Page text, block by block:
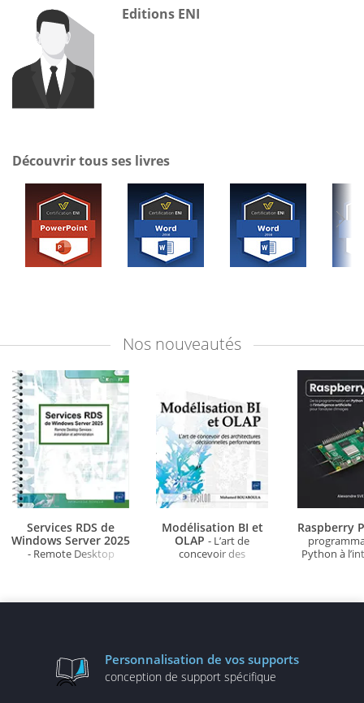
Editions ENI
Découvrir tous ses livres
Nos nouveautés
Services RDS de
Windows Server 2025
- Remote Desktop
Modélisation BI et
OLAP - L’art de
concevoir des
Raspberry
Python à
Personnalisation de vos supports
conception de support spécifique